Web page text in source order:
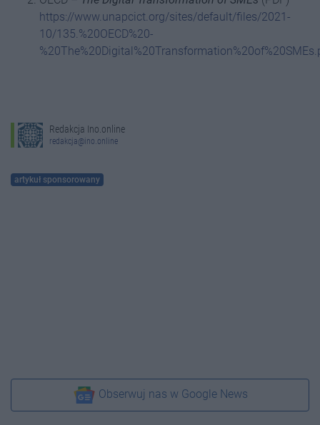
https://www.unapcict.org/sites/default/files/2021-
10/135.%20OECD%20-
Redakcja Ino.online
redakcja@ino.online
artykuł sponsorowany
Obserwuj nas w Google News